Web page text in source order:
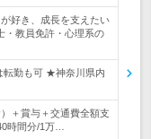
好き、成長を支えたい
・教員免許・心理系の
勤も可 ★神奈川県内
＋賞与＋交通費全額支
時間分/1万…